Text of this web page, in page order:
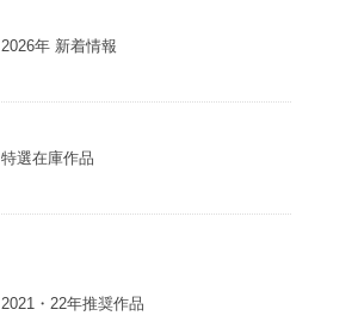
2026年 新着情報
特選在庫作品
2021・22年推奨作品